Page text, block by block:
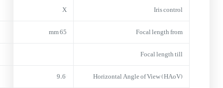
Iris control
X
Focal length from
65 mm
Focal length till
Horizontal Angle of View (HAoV)
9.6°